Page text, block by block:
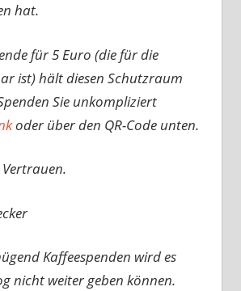
hat.
für 5 Euro (die für die
ist) hält diesen Schutzraum
Sie unkompliziert
oder über den QR-Code unten.
Kaffeespenden wird es
nicht weiter geben können.